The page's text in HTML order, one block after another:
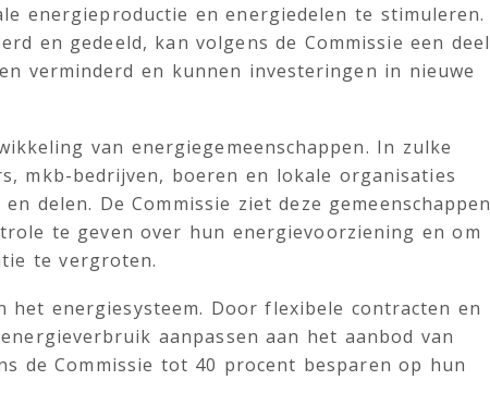
energieproductie en energiedelen te stimuleren.
en gedeeld, kan volgens de Commissie een deel
verminderd en kunnen investeringen in nieuwe
van energiegemeenschappen. In zulke
mkb-bedrijven, boeren en lokale organisaties
delen. De Commissie ziet deze gemeenschappen
te geven over hun energievoorziening en om
te vergroten.
energiesysteem. Door flexibele contracten en
aanpassen aan het aanbod van
de Commissie tot 40 procent besparen op hun